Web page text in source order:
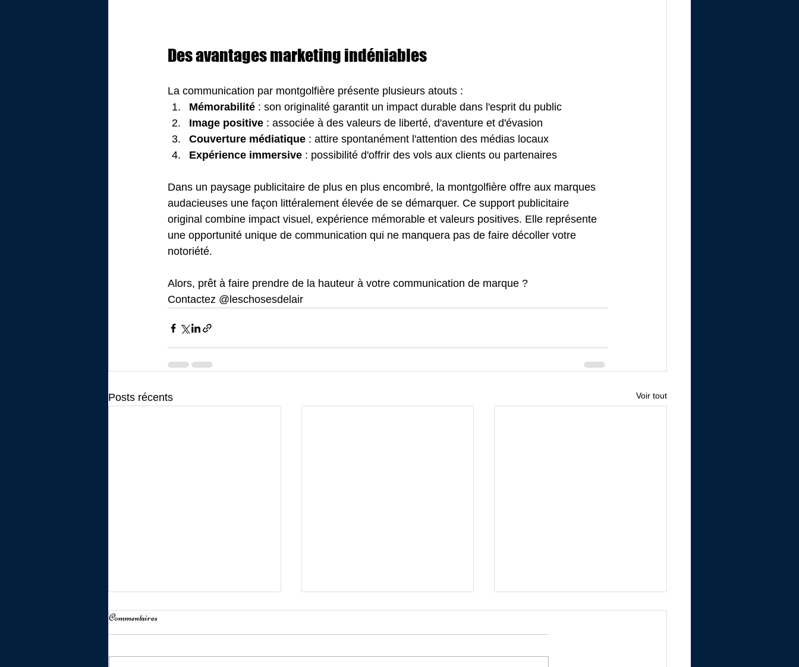
Des avantages marketing indéniables
La communication par montgolfière présente plusieurs atouts :
Mémorabilité : son originalité garantit un impact durable dans l'esprit du public
Image positive : associée à des valeurs de liberté, d'aventure et d'évasion
Couverture médiatique : attire spontanément l'attention des médias locaux
Expérience immersive : possibilité d'offrir des vols aux clients ou partenaires
Dans un paysage publicitaire de plus en plus encombré, la montgolfière offre aux marques
audacieuses une façon littéralement élevée de se démarquer. Ce support publicitaire
original combine impact visuel, expérience mémorable et valeurs positives. Elle représente
une opportunité unique de communication qui ne manquera pas de faire décoller votre
notoriété.
Alors, prêt à faire prendre de la hauteur à votre communication de marque ?
Contactez @leschosesdelair
Posts récents Voir tout
Commentaires